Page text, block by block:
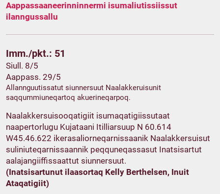
Aappassaaneerinninnermi isumaliutissiissut
ilanngussallu
Imm./pkt.: 51
Siull. 8/5
Aappass. 29/5
Allannguutissatut siunnersuut Naalakkeruisunit
saqqummiuneqartoq akuerineqarpoq.
Naalakkersuisooqatigiit isumaqatigiissutaat
naapertorlugu Kujataani Itilliarsuup N 60.614
W45.46.622 ikerasaliorneqarnissaanik Naalakkersuisut
suliniuteqarnissaannik peqquneqassasut Inatsisartut
aalajangiiffissaattut siunnersuut.
(Inatsisartunut ilaasortaq Kelly Berthelsen, Inuit
Ataqatigiit)